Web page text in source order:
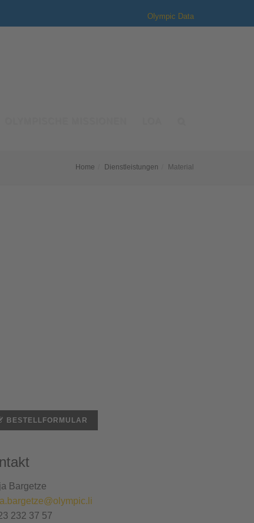
Olympic Data
Home Dienstleistungen Material
BESTELLFORMULAR
Bargetze
232 37 57